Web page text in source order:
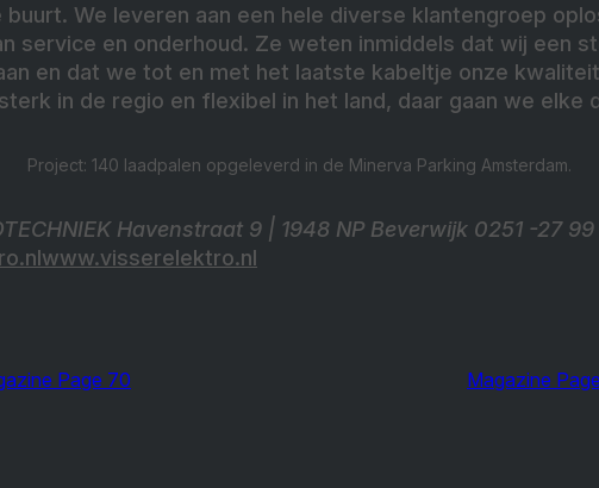
buurt. We leveren aan een hele diverse klantengroep
service en onderhoud. Ze weten inmiddels dat wij een
en dat we tot en met het laatste kabeltje onze
in de regio en flexibel in het land, daar gaan we elke
Project: 140 laadpalen opgeleverd in de Minerva Parking Amsterdam.
Havenstraat 9 | 1948 NP Beverwijk 0251 -27
Page 70 Magazine